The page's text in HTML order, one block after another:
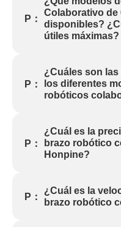
P：
Colaborativo de
disponibles?
útiles máximas?
P：
¿Cuáles son
los diferentes
robóticos
P：
¿Cuál es la
brazo robótico
Honpine?
P：
¿Cuál es la
brazo robótico